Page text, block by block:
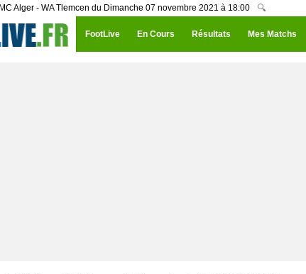
Alger - WA Tlemcen du Dimanche 07 novembre 2021 à 18:00 🔍
FootLive En Cours Résultats Mes Matchs